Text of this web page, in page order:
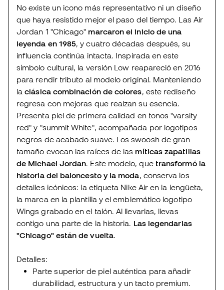
No existe un icono más representativo ni un diseño
que haya resistido mejor el paso del tiempo. Las Air
Jordan 1 "Chicago" marcaron el inicio de una
leyenda en 1985, y cuatro décadas después, su
influencia continúa intacta. Inspirada en este
símbolo cultural, la versión Low reapareció en 2016
para rendir tributo al modelo original. Manteniendo
laclásica combinación de colores, este rediseño
regresa con mejoras que realzan su esencia.
Presenta piel de primera calidad en tonos "varsity
red" y "summit White", acompañada por logotipos
negros de acabado suave. Los swoosh de gran
tamaño evocan las raíces de las míticas zapatillas
de Michael Jordan. Este modelo, que transformó la
historia del baloncesto y la moda, conserva los
detalles icónicos: la etiqueta Nike Air en la lengüeta,
la marca en la plantilla y el emblemático logotipo
Wings grabado en el talón. Al llevarlas, llevas
contigo una parte de la historia. Las legendarias
"Chicago" están de vuelta.
Detalles:
Parte superior de piel auténtica para añadir
durabilidad, estructura y un tacto premium.